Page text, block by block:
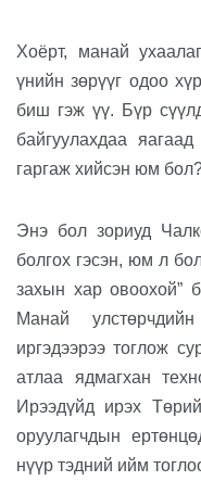
Хоёрт, манай
үнийн зөрүүг одоо
биш гэж үү. Бүр
байгуулахдаа яагаад
гаргаж хийсэн юм
Энэ бол зориуд
болгох гэсэн, юм л
захын хар овоохой”
Манай
иргэдээрээ тоглож
атлаа ядмагхан
Ирээдүйд ирэх
оруулагчдын
нүүр тэдний ийм